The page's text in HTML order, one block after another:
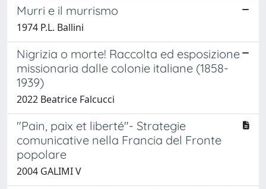
Murri e il murrismo
1974 P.L. Ballini
Nigrizia o morte! Raccolta ed esposizione
missionaria dalle colonie italiane (1858-
1939)
2022 Beatrice Falcucci
"Pain, paix et liberté"- Strategie
comunicative nella Francia del Fronte
popolare
2004 GALIMI V